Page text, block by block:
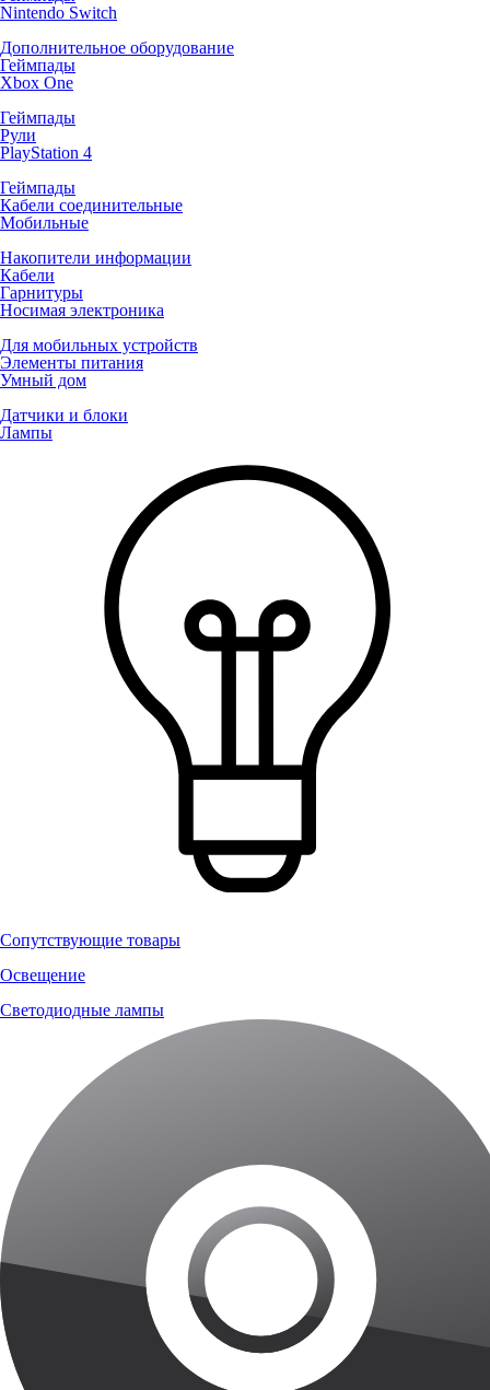
Nintendo Switch
Дополнительное оборудование
Геймпады
Xbox One
Геймпады
Рули
PlayStation 4
Геймпады
Кабели соединительные
Мобильные
Накопители информации
Кабели
Гарнитуры
Носимая электроника
Для мобильных устройств
Элементы питания
Умный дом
Датчики и блоки
Лампы
Сопутствующие товары
Освещение
Светодиодные лампы